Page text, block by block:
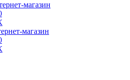
магазин
магазин